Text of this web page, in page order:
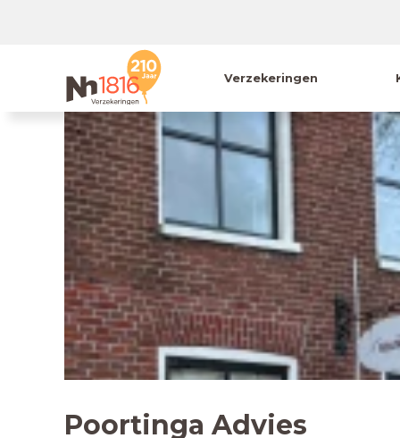
Verzekeringen
Poortinga Advies